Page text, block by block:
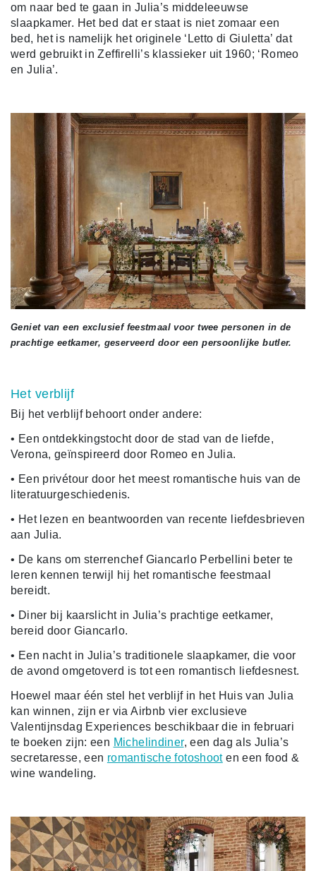
om naar bed te gaan in Julia’s middeleeuwse
slaapkamer. Het bed dat er staat is niet zomaar een
bed, het is namelijk het originele ‘Letto di Giuletta’ dat
werd gebruikt in Zeffirelli’s klassieker uit 1960; ‘Romeo
en Julia’.
Geniet van een exclusief feestmaal voor twee personen in de
prachtige eetkamer, geserveerd door een persoonlijke butler.
Het verblijf
Bij het verblijf behoort onder andere:
• Een ontdekkingstocht door de stad van de liefde,
Verona, geïnspireerd door Romeo en Julia.
• Een privétour door het meest romantische huis van de
literatuurgeschiedenis.
• Het lezen en beantwoorden van recente liefdesbrieven
aan Julia.
• De kans om sterrenchef Giancarlo Perbellini beter te
leren kennen terwijl hij het romantische feestmaal
bereidt.
• Diner bij kaarslicht in Julia’s prachtige eetkamer,
bereid door Giancarlo.
• Een nacht in Julia’s traditionele slaapkamer, die voor
de avond omgetoverd is tot een romantisch liefdesnest.
Hoewel maar één stel het verblijf in het Huis van Julia
kan winnen, zijn er via Airbnb vier exclusieve
Valentijnsdag Experiences beschikbaar die in februari
te boeken zijn: een Michelindiner, een dag als Julia’s
secretaresse, een romantische fotoshooten een food &
wine wandeling.